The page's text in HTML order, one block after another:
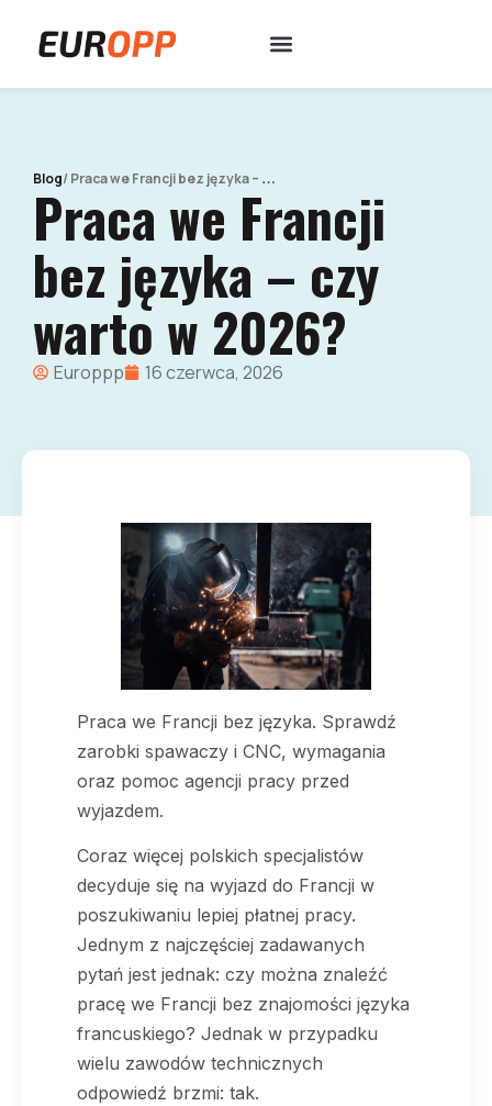
Blog /
Praca we Francji bez języka – czy warto w 2026?
Praca we Francji
bez języka – czy
warto w 2026?
Europpp 16 czerwca, 2026
Praca we Francji bez języka. Sprawdź
zarobki spawaczy i CNC, wymagania
oraz pomoc agencji pracy przed
wyjazdem.
Coraz więcej polskich specjalistów
decyduje się na wyjazd do Francji w
poszukiwaniu lepiej płatnej pracy.
Jednym z najczęściej zadawanych
pytań jest jednak: czy można znaleźć
pracę we Francji bez znajomości języka
francuskiego? Jednak w przypadku
wielu zawodów technicznych
odpowiedź brzmi: tak.